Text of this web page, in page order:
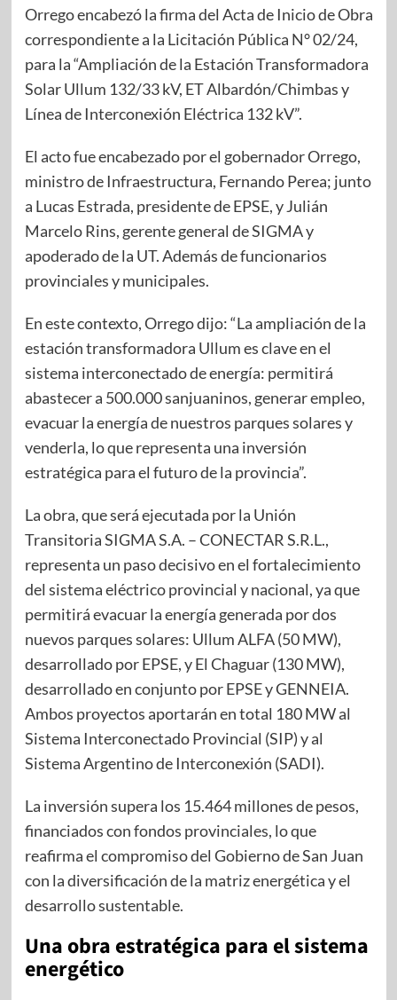
Orrego encabezó la firma del Acta de Inicio de Obra
correspondiente a la Licitación Pública N° 02/24,
para la “Ampliación de la Estación Transformadora
Solar Ullum 132/33 kV, ET Albardón/Chimbas y
Línea de Interconexión Eléctrica 132 kV”.
El acto fue encabezado por el gobernador Orrego,
ministro de Infraestructura, Fernando Perea; junto
a Lucas Estrada, presidente de EPSE, y Julián
Marcelo Rins, gerente general de SIGMA y
apoderado de la UT. Además de funcionarios
provinciales y municipales.
En este contexto, Orrego dijo: “La ampliación de la
estación transformadora Ullum es clave en el
sistema interconectado de energía: permitirá
abastecer a 500.000 sanjuaninos, generar empleo,
evacuar la energía de nuestros parques solares y
venderla, lo que representa una inversión
estratégica para el futuro de la provincia”.
La obra, que será ejecutada por la Unión
Transitoria SIGMA S.A. – CONECTAR S.R.L.,
representa un paso decisivo en el fortalecimiento
del sistema eléctrico provincial y nacional, ya que
permitirá evacuar la energía generada por dos
nuevos parques solares: Ullum ALFA (50 MW),
desarrollado por EPSE, y El Chaguar (130 MW),
desarrollado en conjunto por EPSE y GENNEIA.
Ambos proyectos aportarán en total 180 MW al
Sistema Interconectado Provincial (SIP) y al
Sistema Argentino de Interconexión (SADI).
La inversión supera los 15.464 millones de pesos,
financiados con fondos provinciales, lo que
reafirma el compromiso del Gobierno de San Juan
con la diversificación de la matriz energética y el
desarrollo sustentable.
Una obra estratégica para el sistema
energético